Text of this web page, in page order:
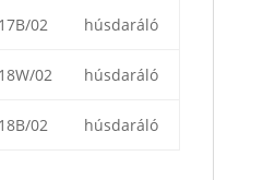
02 húsdaráló
02 húsdaráló
02 húsdaráló